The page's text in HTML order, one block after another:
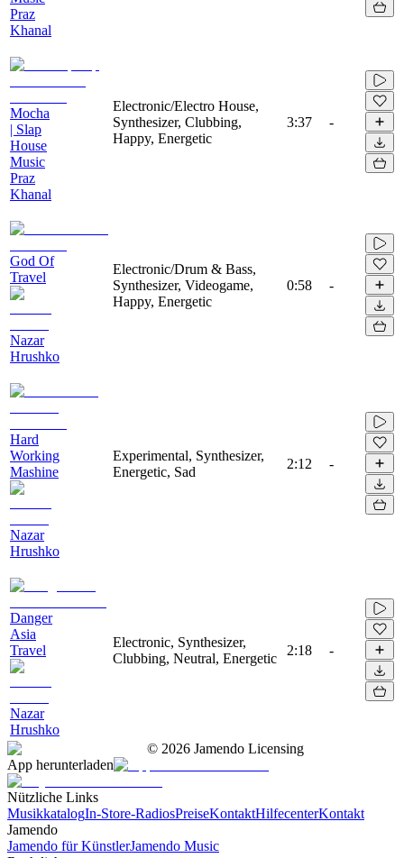
Praz
Khanal
Mocha
| Slap
House
Music
Praz
Khanal
Electronic/Electro House,
Synthesizer, Clubbing,
Happy, Energetic
3:37 -
God Of
Travel
Nazar
Hrushko
Electronic/Drum & Bass,
Synthesizer, Videogame,
Happy, Energetic
0:58 -
Hard
Working
Mashine
Nazar
Hrushko
Experimental, Synthesizer,
Energetic, Sad
2:12 -
Danger
Asia
Travel
Nazar
Hrushko
Electronic, Synthesizer,
Clubbing, Neutral, Energetic
2:18 -
© 2026 Jamendo Licensing
App herunterladen
Nützliche Links
MusikkatalogIn-Store-RadiosPreiseKontaktHilfecenterKontakt
Jamendo
Jamendo für KünstlerJamendo Music